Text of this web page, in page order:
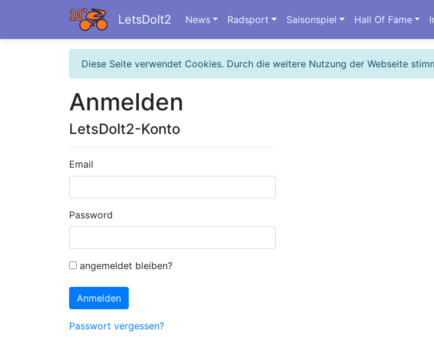
LetsDoIt2 News Radsport Saisonspiel Hall Of Fame
Diese Seite verwendet Cookies. Durch die weitere Nutzung der Webseite
Anmelden
LetsDoIt2-Konto
Email
Password
angemeldet bleiben?
Anmelden
Passwort vergessen?